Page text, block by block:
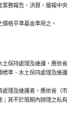
業務報告、決算，層報中央
格平準基金準用之。
土保持處理及維護，應依省
標準、水土保持處理及維護
處理及維護者，應依省（市
；其不於限期內辦理之私有